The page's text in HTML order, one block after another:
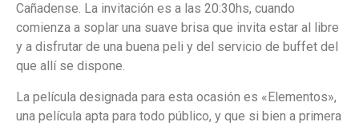
Cañadense. La invitación es a las 20:30hs, cuando
comienza a soplar una suave brisa que invita estar al libre
y a disfrutar de una buena peli y del servicio de buffet del
que allí se dispone.
La película designada para esta ocasión es «Elementos»,
una película apta para todo público, y que si bien a primera